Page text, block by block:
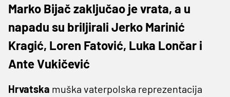
Marko Bijač zaključao je vrata, a u
napadu su briljirali Jerko Marinić
Kragić, Loren Fatović, Luka Lončar i
Ante Vukičević
Hrvatska muška vaterpolska reprezentacija